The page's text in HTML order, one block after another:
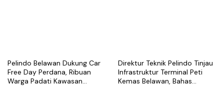
Pelindo Belawan Dukung Car
Free Day Perdana, Ribuan
Warga Padati Kawasan
Direktur Teknik Pelindo Tinjau
Infrastruktur Terminal Peti
Kemas Belawan, Bahas